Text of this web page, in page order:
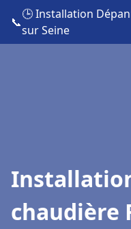
📞
🕒 Installation
sur Seine
chaudière